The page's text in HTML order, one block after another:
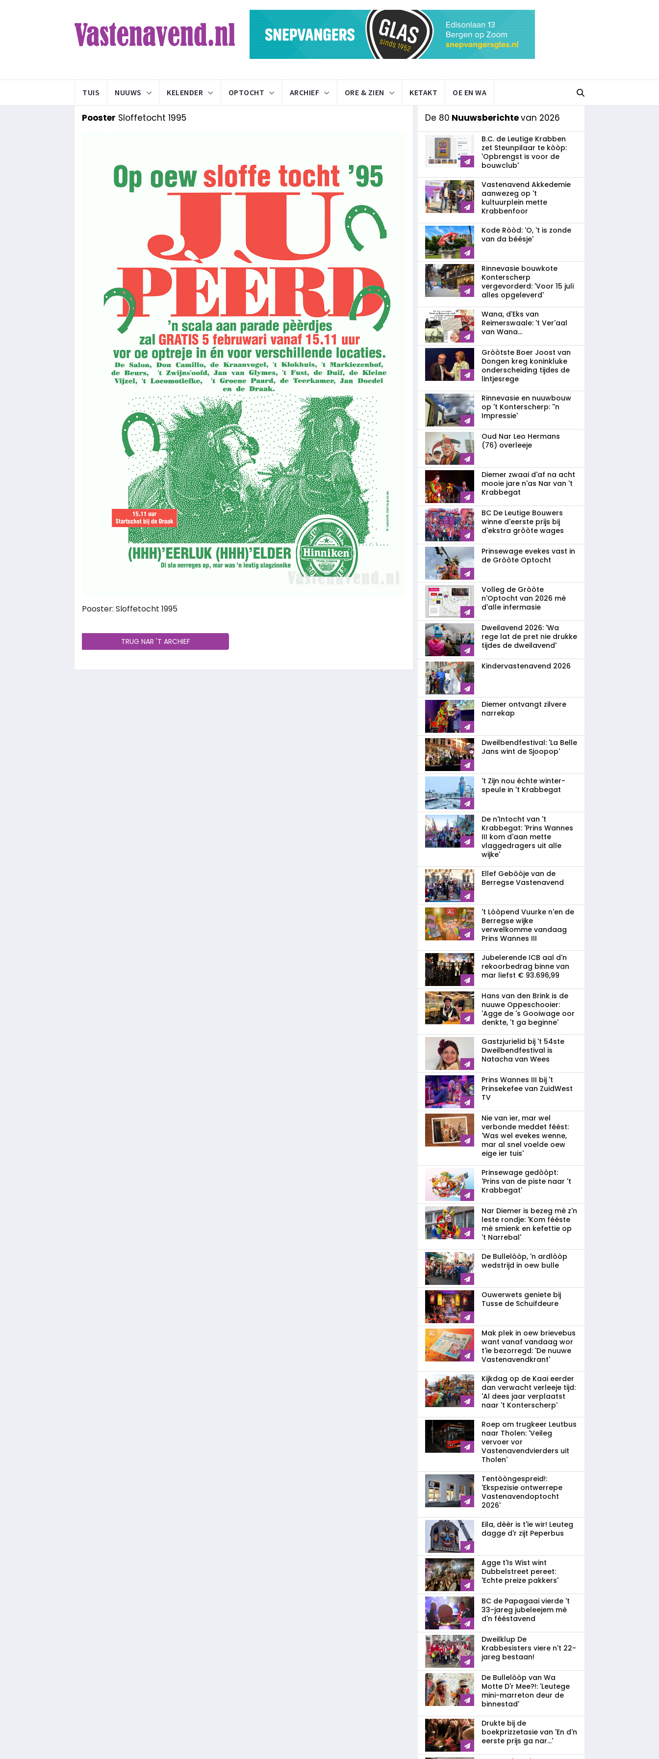
TUIS NUUWS KELENDER OPTOCHT ARCHIEF ORE & ZIEN KETAKT OE EN WA
Pooster Sloffetocht 1995
Pooster: Sloffetocht 1995
TRUG NAR 'T ARCHIEF
De 80 Nuuwsberichtevan 2026
B.C. de Leutige Krabben
zet Steunpilaar te kòòp:
'Opbrengst is voor de
bouwclub'
Vastenavend Akkedemie
aanwezeg op 't
kultuurplein mette
Krabbenfoor
Kode Ròòd: 'O, 't is zonde
van da béésje'
Rinnevasie bouwkote
Konterscherp
vergevorderd: 'Voor 15 juli
alles opgeleverd'
Wana, d'Eks van
Reimerswaale: 't Ver'aal
van Wana...
Gròòtste Boer Joost van
Dongen kreg koninkluke
onderscheiding tijdes de
lintjesrege
Rinnevasie en nuuwbouw
op 't Konterscherp: ''n
Impressie'
Oud Nar Leo Hermans
(76) overleeje
Diemer zwaai d'af na acht
mooie jare n'as Nar van 't
Krabbegat
BC De Leutige Bouwers
winne d'eerste prijs bij
d'ekstra gròòte wages
Prinsewage evekes vast in
de Gròòte Optocht
Volleg de Gròòte
n'Optocht van 2026 mè
d'alle infermasie
Dweilavend 2026: 'Wa
rege lat de pret nie drukke
tijdes de dweilavend'
Kindervastenavend 2026
Diemer ontvangt zilvere
narrekap
Dweilbendfestival: 'La Belle
Jans wint de Sjoopop'
't Zijn nou échte winter-
speule in 't Krabbegat
De n'Intocht van 't
Krabbegat: 'Prins Wannes
III kom d'aan mette
vlaggedragers uit alle
wijke'
Ellef Gebòòje van de
Berregse Vastenavend
't Lòòpend Vuurke n'en de
Berregse wijke
verwelkomme vandaag
Prins Wannes III
Jubelerende ICB aal d'n
rekoorbedrag binne van
mar liefst € 93.696,99
Hans van den Brink is de
nuuwe Oppeschooier:
'Agge de 's Gooiwage oor
denkte, 't ga beginne'
Gastzjurielid bij 't 54ste
Dweilbendfestival is
Natacha van Wees
Prins Wannes III bij 't
Prinsekefee van ZuidWest
TV
Nie van ier, mar wel
verbonde meddet féést:
'Was wel evekes wenne,
mar al snel voelde oew
eige ier tuis'
Prinsewage gedòòpt:
'Prins van de piste naar 't
Krabbegat'
Nar Diemer is bezeg mè z'n
leste rondje: 'Kom fééste
mè smienk en kefettie op
't Narrebal'
De Bullelòòp, 'n ardlòòp
wedstrijd in oew bulle
Ouwerwets geniete bij
Tusse de Schuifdeure
Mak plek in oew brievebus
want vanaf vandaag wor
t'ie bezorregd: 'De nuuwe
Vastenavendkrant'
Kijkdag op de Kaai eerder
dan verwacht verleeje tijd:
'Al dees jaar verplaatst
naar 't Konterscherp'
Roep om trugkeer Leutbus
naar Tholen: 'Veileg
vervoer vor
Vastenavendvierders uit
Tholen'
Tentòòngespreid!:
'Ekspezisie ontwerrepe
Vastenavendoptocht
2026'
Eila, dèèr is t'ie wir! Leuteg
dagge d'r zijt Peperbus
Agge t'Is Wist wint
Dubbelstreet pereet:
'Echte preize pakkers'
BC de Papagaai vierde 't
33-jareg jubeleejem mè
d'n fééstavend
Dweilklup De
Krabbesisters viere n't 22-
jareg bestaan!
De Bullelòòp van Wa
Motte D'r Mee?!: 'Leutege
mini-marreton deur de
binnestad'
Drukte bij de
boekprizzetasie van 'En d'n
eerste prijs ga nar...'